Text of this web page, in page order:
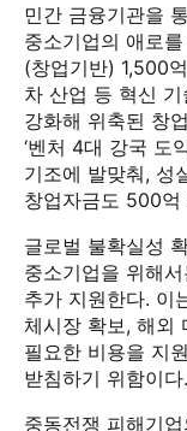
민간 금융기관을
중소기업의 애로
(창업기반) 1,500
차 산업 등 혁신
강화해 위축된 창
‘벤처 4대 강국 도
기조에 발맞춰, 성
창업자금도 500억
글로벌 불확실성
중소기업을 위해
추가 지원한다. 이
체시장 확보, 해외
필요한 비용을 지
받침하기 위함이다.
중동전쟁 피해기